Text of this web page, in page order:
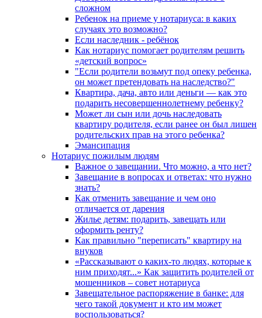
сложном
Ребенок на приеме у нотариуса: в каких
случаях это возможно?
Если наследник - ребёнок
Как нотариус помогает родителям решить
«детский вопрос»
"Если родители возьмут под опеку ребенка,
он может претендовать на наследство?"
Квартира, дача, авто или деньги — как это
подарить несовершеннолетнему ребенку?
Может ли сын или дочь наследовать
квартиру родителя, если ранее он был лишен
родительских прав на этого ребенка?
Эмансипация
Нотариус пожилым людям
Важное о завещании. Что можно, а что нет?
Завещание в вопросах и ответах: что нужно
знать?
Как отменить завещание и чем оно
отличается от дарения
Жилье детям: подарить, завещать или
оформить ренту?
Как правильно "переписать" квартиру на
внуков
«Рассказывают о каких-то людях, которые к
ним приходят...» Как защитить родителей от
мошенников – совет нотариуса
Завещательное распоряжение в банке: для
чего такой документ и кто им может
воспользоваться?